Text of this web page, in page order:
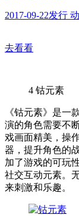
2017-09-22发行
去看看
4 钴元素
《钴元素》是一
演的角色需要不
戏画面精美，操
器，提升角色的
加了游戏的可玩
社交互动元素。
来刺激和乐趣。